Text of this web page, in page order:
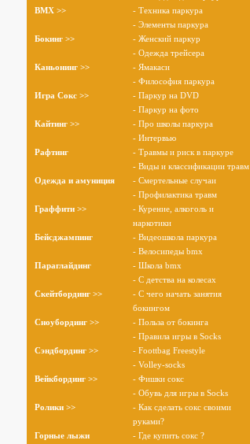
BMX >>
Бокинг >>
Каньонинг >>
Игра Сокс >>
Кайтинг >>
Рафтинг
Одежда и амуниция
Граффити >>
Бейсджампинг
Параглайдинг
Скейтбординг >>
Сноубординг >>
Сэндбординг >>
Вейкбординг >>
Ролики >>
Горные лыжи
- Техника паркура
- Элементы паркура
- Женский паркур
- Одежда трейсера
- Ямакаси
- Философия паркура
- Паркур на DVD
- Паркур на фото
- Про школы паркура
- Интервью
- Травмы и риск в паркуре
- Виды и классификации травм
- Смертельные случаи
- Профилактика травм
- Курение, алкоголь и
наркотики
- Видеошкола паркура
- Велосипеды bmx
- Школа bmx
- С детства на колесах
- С чего начать занятия
бокингом
- Польза от бокинга
- Правила игры в Socks
- Foottbag Freestyle
- Volley-socks
- Фишки сокс
- Обувь для игры в Socks
- Как сделать сокс своими
руками?
- Где купить сокс ?